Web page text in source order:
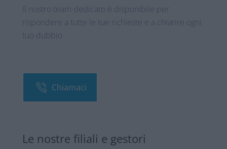
Il nostro team dedicato è disponibile per
rispondere a tutte le tue richieste e a chiarire ogni
tuo dubbio
Chiamaci
Le nostre filiali e gestori